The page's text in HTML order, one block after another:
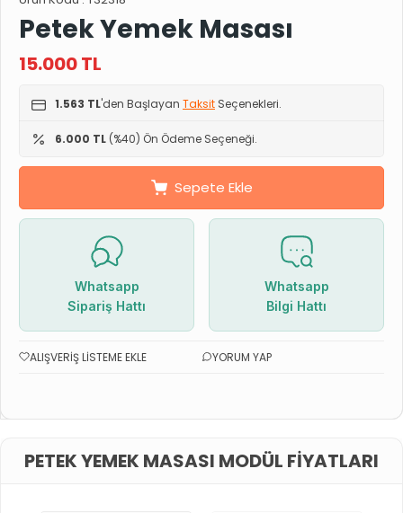
Petek Yemek Masası
15.000TL
1.563 TL'den Başlayan Taksit Seçenekleri.
6.000 TL (%40) Ön Ödeme Seçeneği.
Sepete Ekle
Whatsapp
Sipariş Hattı
Whatsapp
Bilgi Hattı
ALIŞVERIŞ LISTEME EKLE YORUM YAP
PETEK YEMEK MASASI MODÜL FIYATLARI